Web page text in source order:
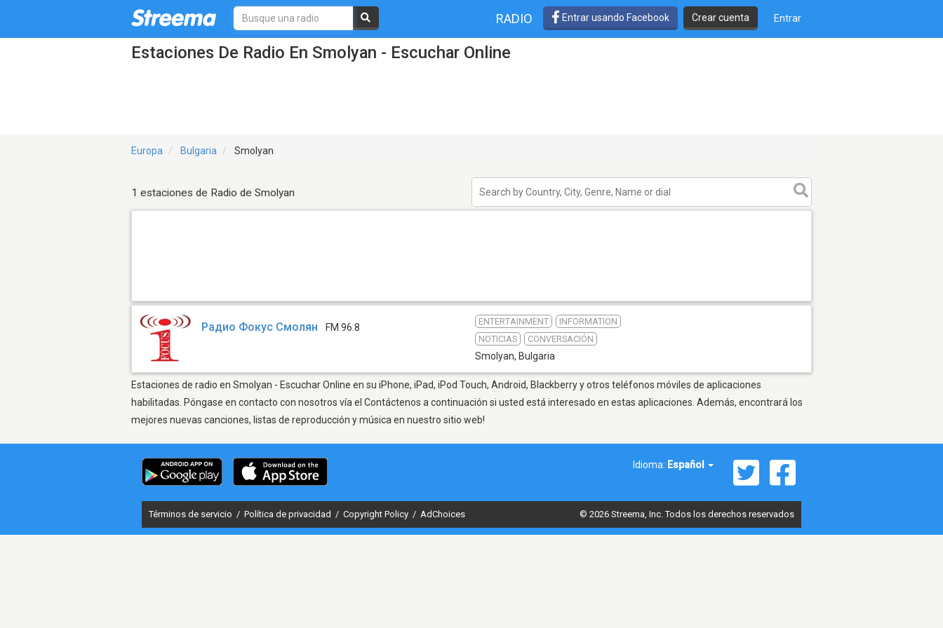
RADIO Entrar usando Facebook Crear cuenta Entrar
Estaciones De Radio En Smolyan - Escuchar Online
Europa Bulgaria Smolyan
1 estaciones de Radio de Smolyan
Радио Фокус Смолян FM 96.8
ENTERTAINMENT
INFORMATION
NOTICIAS
CONVERSACIÓN
Smolyan, Bulgaria
Estaciones de radio en Smolyan - Escuchar Online en su iPhone, iPad, iPod Touch, Android, Blackberry y otros teléfonos móviles de aplicaciones
habilitadas. Póngase en contacto con nosotros vía el Contáctenos a continuación si usted está interesado en estas aplicaciones. Además, encontrará los
mejores nuevas canciones, listas de reproducción y música en nuestro sitio web!
Idioma: Español
Términos de servicio / Política de privacidad / Copyright Policy / AdChoices © 2026 Streema, Inc. Todos los derechos reservados